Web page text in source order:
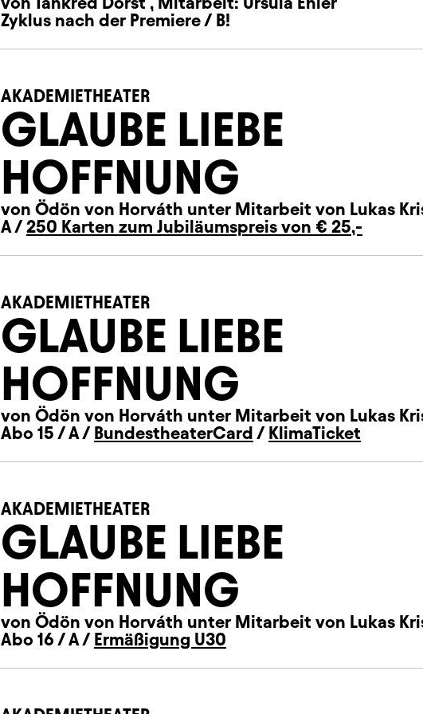
Zyklus nach der Premiere / B!
AKADEMIETHEATER
GLAUBE LIEBE
HOFFNUNG
von Ödön von Horváth unter Mitarbeit von Lukas
A /250 Karten zum Jubiläumspreis von € 25,-
AKADEMIETHEATER
GLAUBE LIEBE
HOFFNUNG
von Ödön von Horváth unter Mitarbeit von Lukas
Abo 15 / A / BundestheaterCard / KlimaTicket
AKADEMIETHEATER
GLAUBE LIEBE
HOFFNUNG
von Ödön von Horváth unter Mitarbeit von Lukas
Abo 16 / A / Ermäßigung U30